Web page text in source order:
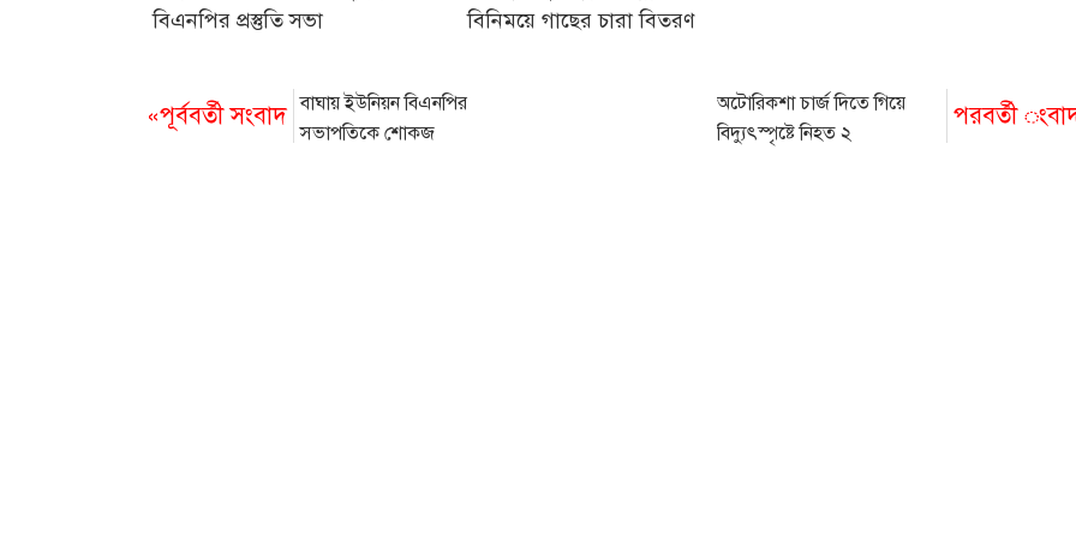
বিএনপির প্রস্তুতি সভা
বিনিময়ে গাছের চারা বিতরণ
«পূর্ববর্তী সংবাদ বাঘায় ইউনিয়ন বিএনপির
সভাপতিকে শোকজ
পরবর্তী
অটোরিকশা চার্জ দিতে গিয়ে
বিদ্যুৎস্পৃষ্টে নিহত ২